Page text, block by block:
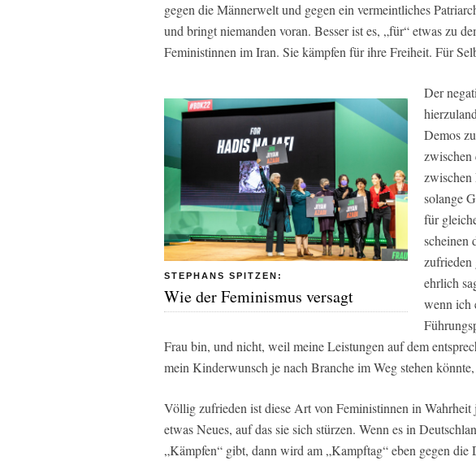
gegen die Männerwelt und gegen ein vermeintliches
und bringt niemanden voran. Besser ist es, „für“ etwas zu
Feministinnen im Iran. Sie kämpfen für ihre Freiheit. Für
STEPHANS SPITZEN:
Wie der Feminismus versagt
Der
Demos
zwischen
zwischen
solange
für
scheinen
zufrieden
ehrlich
wenn ich
Frau bin, und nicht, weil meine Leistungen auf dem
mein Kinderwunsch je nach Branche im Weg stehen
Völlig zufrieden ist diese Art von Feministinnen in Wahrheit
etwas Neues, auf das sie sich stürzen. Wenn es in
„Kämpfen“ gibt, dann wird am „Kampftag“ eben gegen